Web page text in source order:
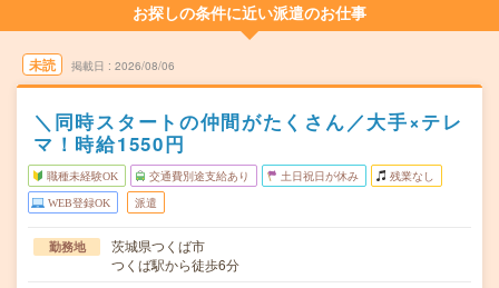
お探しの条件に近い派遣のお仕事
未読 掲載日 2026/08/06
＼同時スタートの仲間がたくさん／大手×テレ
マ！時給1550円
職種未経験OK 交通費別途支給あり 土日祝日が休み 残業なし
WEB登録OK 派遣
勤務地
茨城県つくば市
つくば駅から徒歩6分